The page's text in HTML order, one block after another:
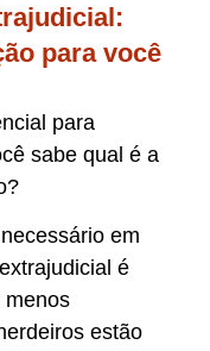
para você
para
sabe qual é a
em
é
menos
estão